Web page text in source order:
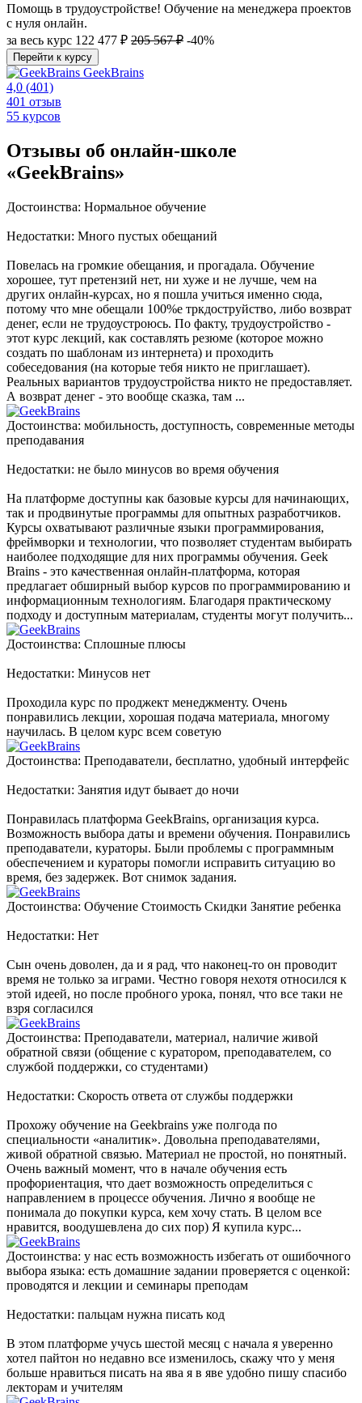
Помощь в трудоустройстве! Обучение на менеджера проектов
с нуля онлайн.
за весь курс 122 477 ₽ 205 567 ₽ -40%
Перейти к курсу
GeekBrains
4,0 (401)
401 отзыв
55 курсов
Отзывы об онлайн-школе
«GeekBrains»
Достоинства: Нормальное обучение
Недостатки: Много пустых обещаний
Повелась на громкие обещания, и прогадала. Обучение
хорошее, тут претензий нет, ни хуже и не лучше, чем на
других онлайн-курсах, но я пошла учиться именно сюда,
потому что мне обещали 100%е тркдоструйство, либо возврат
денег, если не трудоустроюсь. По факту, трудоустройство -
этот курс лекций, как составлять резюме (которое можно
создать по шаблонам из интернета) и проходить
собеседования (на которые тебя никто не приглашает).
Реальных вариантов трудоустройства никто не предоставляет.
А возврат денег - это вообще сказка, там ...
Достоинства: мобильность, доступность, современные методы
преподавания
Недостатки: не было минусов во время обучения
На платформе доступны как базовые курсы для начинающих,
так и продвинутые программы для опытных разработчиков.
Курсы охватывают различные языки программирования,
фреймворки и технологии, что позволяет студентам выбирать
наиболее подходящие для них программы обучения. Geek
Brains - это качественная онлайн-платформа, которая
предлагает обширный выбор курсов по программированию и
информационным технологиям. Благодаря практическому
подходу и доступным материалам, студенты могут получить...
Достоинства: Сплошные плюсы
Недостатки: Минусов нет
Проходила курс по проджект менеджменту. Очень
понравились лекции, хорошая подача материала, многому
научилась. В целом курс всем советую
Достоинства: Преподаватели, бесплатно, удобный интерфейс
Недостатки: Занятия идут бывает до ночи
Понравилась платформа GeekBrains, организация курса.
Возможность выбора даты и времени обучения. Понравились
преподаватели, кураторы. Были проблемы с программным
обеспечением и кураторы помогли исправить ситуацию во
время, без задержек. Вот снимок задания.
Достоинства: Обучение Стоимость Скидки Занятие ребенка
Недостатки: Нет
Сын очень доволен, да и я рад, что наконец-то он проводит
время не только за играми. Честно говоря нехотя относился к
этой идеей, но после пробного урока, понял, что все таки не
взря согласился
Достоинства: Преподаватели, материал, наличие живой
обратной связи (общение с куратором, преподавателем, со
службой поддержки, со студентами)
Недостатки: Скорость ответа от службы поддержки
Прохожу обучение на Geekbrains уже полгода по
специальности «аналитик». Довольна преподавателями,
живой обратной связью. Материал не простой, но понятный.
Очень важный момент, что в начале обучения есть
профориентация, что дает возможность определиться с
направлением в процессе обучения. Лично я вообще не
понимала до покупки курса, кем хочу стать. В целом все
нравится, воодушевлена до сих пор) Я купила курс...
Достоинства: у нас есть возможность избегать от ошибочного
выбора языка: есть домашние задании проверяется с оценкой:
проводятся и лекции и семинары преподам
Недостатки: пальцам нужна писать код
В этом платформе учусь шестой месяц с начала я уверенно
хотел пайтон но недавно все изменилось, скажу что у меня
больше нравиться писать на ява я в яве удобно пишу спасибо
лекторам и учителям